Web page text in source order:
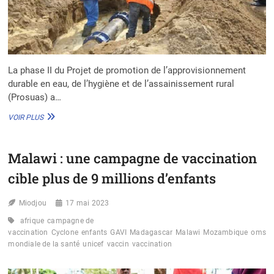
La phase II du Projet de promotion de l’approvisionnement
durable en eau, de l’hygiène et de l’assainissement rural
(Prosuas) a…
VOIR PLUSMOZAMBIQUE
LL
PROJET
LANCÉE
Malawi : une campagne de vaccination
cible plus de 9 millions d’enfants
Miodjou 17 mai 2023
afrique campagne de
vaccination Cyclone enfants GAVI Madagascar Malawi Mozambique oms
mondiale de la santé unicef vaccin vaccination